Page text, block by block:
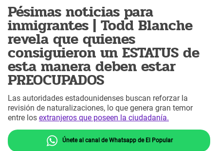
Pésimas noticias para
inmigrantes | Todd Blanche
revela que quienes
consiguieron un ESTATUS de
esta manera deben estar
PREOCUPADOS
Las autoridades estadounidenses buscan reforzar la
revisión de naturalizaciones, lo que genera gran temor
entre los extranjeros que poseen la ciudadanía.
Únete al canal de Whatsapp de El Popular